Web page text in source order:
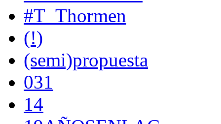
#T_Thormen
(!)
(semi)propuesta
031
14